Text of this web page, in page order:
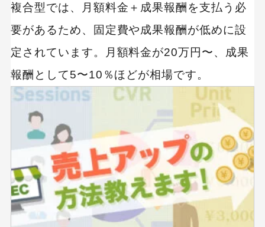
複合型では、月額料金＋成果報酬を支払う必
要があるため、固定費や成果報酬が低めに設
定されています。月額料金が20万円〜、成果
報酬として5〜10％ほどが相場です。